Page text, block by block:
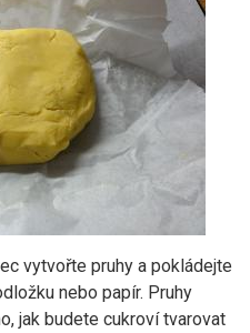
vytvořte pruhy a pokládejte
nebo papír. Pruhy
jak budete cukroví tvarovat